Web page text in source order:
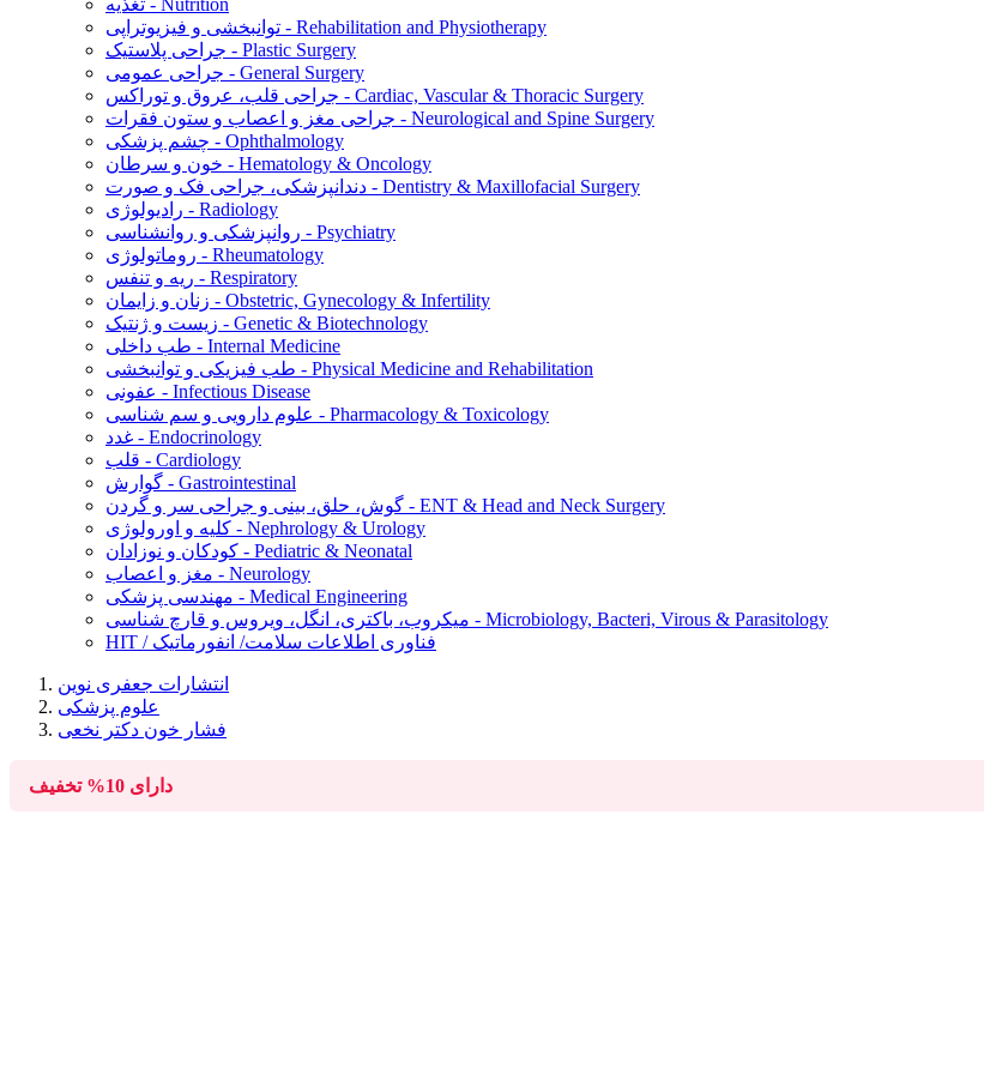
تغذیه - Nutrition
توانبخشی و فیزیوتراپی - Rehabilitation and Physiotherapy
جراحی پلاستیک - Plastic Surgery
جراحی عمومی - General Surgery
جراحی قلب، عروق و توراکس - Cardiac, Vascular & Thoracic Surgery
جراحی مغز و اعصاب و ستون فقرات - Neurological and Spine Surgery
چشم پزشکی - Ophthalmology
خون و سرطان - Hematology & Oncology
دندانپزشکی، جراحی فک و صورت - Dentistry & Maxillofacial Surgery
رادیولوژی - Radiology
روانپزشکی و روانشناسی - Psychiatry
روماتولوژی - Rheumatology
ریه و تنفس - Respiratory
زنان و زایمان - Obstetric, Gynecology & Infertility
زیست و ژنتیک - Genetic & Biotechnology
طب داخلی - Internal Medicine
طب فیزیکی و توانبخشی - Physical Medicine and Rehabilitation
عفونی - Infectious Disease
علوم دارویی و سم شناسی - Pharmacology & Toxicology
غدد - Endocrinology
قلب - Cardiology
گوارش - Gastrointestinal
گوش، حلق، بینی و جراحی سر و گردن - ENT & Head and Neck Surgery
کلیه و اورولوژی - Nephrology & Urology
کودکان و نوزادان - Pediatric & Neonatal
مغز و اعصاب - Neurology
مهندسی پزشکی - Medical Engineering
میکروب، باکتری، انگل، ویروس و قارچ شناسی - Microbiology, Bacteri, Virous & Parasitology
HIT / فناوری اطلاعات سلامت/ انفورماتیک
انتشارات جعفری نوین
علوم پزشکی
فشار خون دکتر نخعی
دارای 10% تخفیف